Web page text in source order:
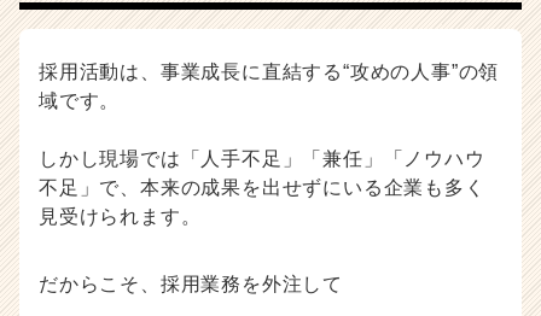
採用活動は、事業成長に直結する“攻めの人事”の領
域です。
しかし現場では「人手不足」「兼任」「ノウハウ
不足」で、本来の成果を出せずにいる企業も多く
見受けられます。
だからこそ、採用業務を外注して